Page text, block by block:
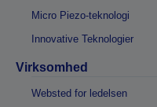
Micro Piezo-teknologi
Innovative Teknologier
Virksomhed
Websted for ledelsen